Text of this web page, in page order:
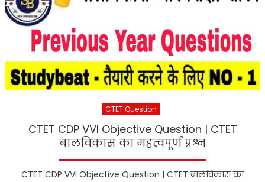
CTET Question
CTET CDP VVI Objective Question | CTET
बालविकास का महत्वपूर्ण प्रश्न
CTET CDP VVI Objective Question | CTET बालविकास का